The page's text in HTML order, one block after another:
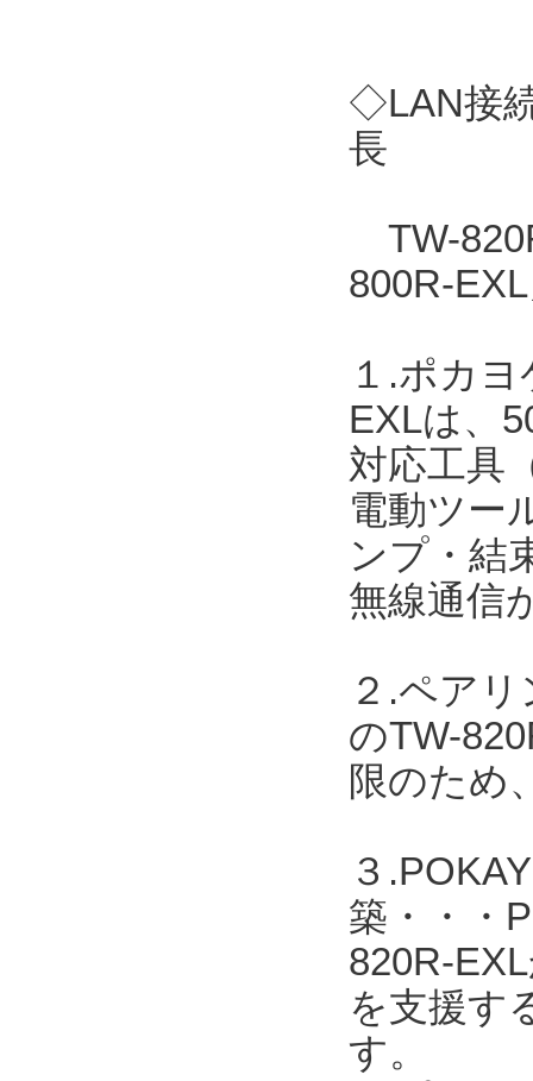
◇LAN接
長
TW-
800R-
１.ポカ
EXLは、
対応工具
電動ツー
ンプ・結
無線通信
２.ペア
のTW-
限のため
３
築・・・
820R-
を支援す
す。